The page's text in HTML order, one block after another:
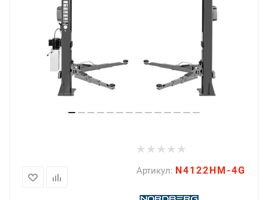
Артикул: N4122HM-4G